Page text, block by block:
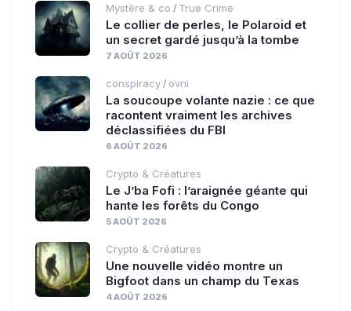
Mystère & co / True Crime
Le collier de perles, le Polaroid et
un secret gardé jusqu’à la tombe
7 AOÛT 2026
conspiracy / ovni
La soucoupe volante nazie : ce que
racontent vraiment les archives
déclassifiées du FBI
6 AOÛT 2026
Crypto & Créatures
Le J’ba Fofi : l’araignée géante qui
hante les forêts du Congo
5 AOÛT 2026
Crypto & Créatures
Une nouvelle vidéo montre un
Bigfoot dans un champ du Texas
4 AOÛT 2026